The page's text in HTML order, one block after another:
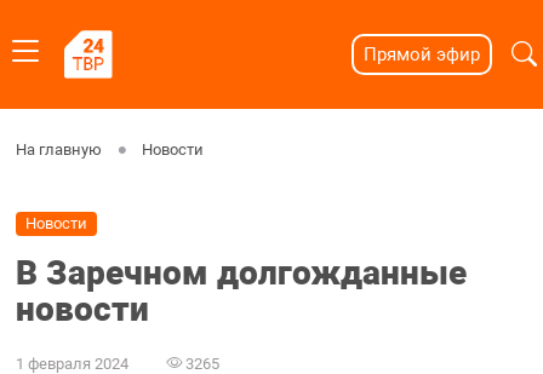
Прямой эфир
На главную Новости
Новости
В Заречном долгожданные
новости
1 февраля 2024 3265